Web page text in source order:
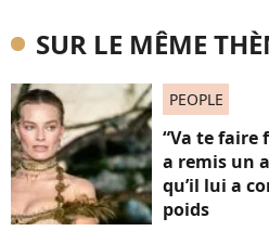
SUR LE MÊME
PEOPLE
“Va te faire
a remis un
qu’il lui a
poids